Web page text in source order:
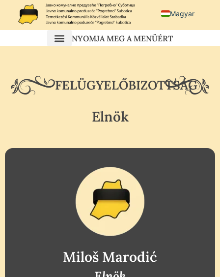
Magyar
Српски језик
NYOMJA MEG A MENÜÉRT
FELÜGYELŐBIZOTTSÁG
Elnök
Miloš Marodić